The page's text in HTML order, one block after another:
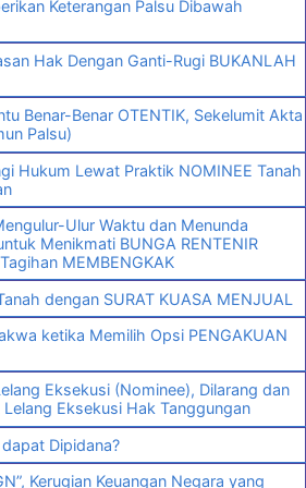
Keterangan Palsu Dibawah
Hak Dengan Ganti-Rugi BUKANLAH
Benar-Benar OTENTIK, Sekelumit Akta
Palsu)
Hukum Lewat Praktik NOMINEE Tanah
Ulur Waktu dan Menunda
Menikmati BUNGA RENTENIR
MEMBENGKAK
dengan SURAT KUASA MENJUAL
ketika Memilih Opsi PENGAKUAN
Eksekusi (Nominee), Dilarang dan
Eksekusi Hak Tanggungan
Dipidana?
Kerugian Keuangan Negara yang